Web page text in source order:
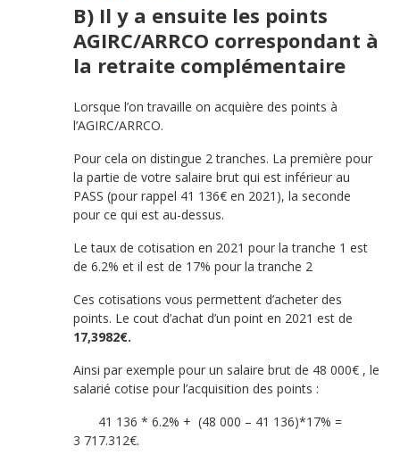
B) Il y a ensuite les points
AGIRC/ARRCO correspondant à
la retraite complémentaire
Lorsque l’on travaille on acquière des points à
l’AGIRC/ARRCO.
Pour cela on distingue 2 tranches. La première pour
la partie de votre salaire brut qui est inférieur au
PASS (pour rappel 41 136€ en 2021), la seconde
pour ce qui est au-dessus.
Le taux de cotisation en 2021 pour la tranche 1 est
de 6.2% et il est de 17% pour la tranche 2
Ces cotisations vous permettent d’acheter des
points. Le cout d’achat d’un point en 2021 est de
17,3982€.
Ainsi par exemple pour un salaire brut de 48 000€ , le
salarié cotise pour l’acquisition des points :
41 136 * 6.2% + (48 000 – 41 136)*17% =
3 717.312€.